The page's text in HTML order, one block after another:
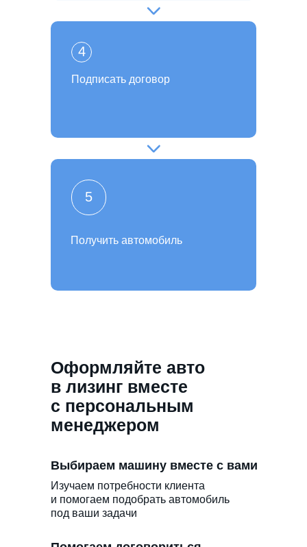
Получить автомобиль
5
Подписать договор
4
Выбираем машину вместе с вами
Изучаем потребности клиента
и помогаем подобрать автомобиль
под ваши задачи
Оформляйте авто
в лизинг вместе
с персональным
менеджером